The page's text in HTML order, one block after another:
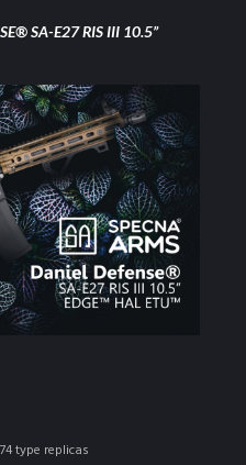
SA-E27 RIS III 10.5”
type replicas